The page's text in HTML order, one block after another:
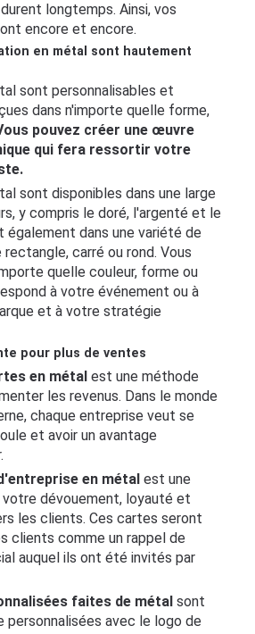
longtemps. Ainsi, vos
encore et encore.
en métal sont hautement
sont personnalisables et
dans n'importe quelle forme,
pouvez créer une œuvre
qui fera ressortir votre
sont disponibles dans une large
y compris le doré, l'argenté et le
également dans une variété de
carré ou rond. Vous
quelle couleur, forme ou
à votre événement ou à
et à votre stratégie
pour plus de ventes
en métalest une méthode
les revenus. Dans le monde
chaque entreprise veut se
et avoir un avantage
en métalest une
dévouement, loyauté et
les clients. Ces cartes seront
clients comme un rappel de
auquel ils ont été invités par
faites de métalsont
personnalisées avec le logo de